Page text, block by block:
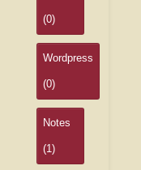
(0)
Wordpress
(0)
Notes
(1)